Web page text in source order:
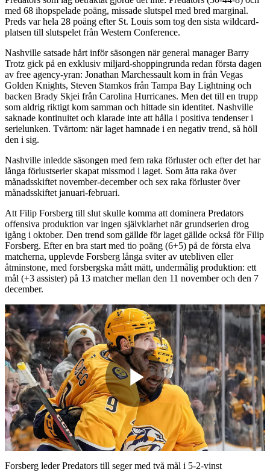
med 68 ihopspelade poäng, missade slutspel med bred marginal.
Preds var hela 28 poäng efter St. Louis som tog den sista wildcard-
platsen till slutspelet från Western Conference.
Nashville satsade hårt inför säsongen när general manager Barry
Trotz gick på en exklusiv miljard-shoppingrunda redan första dagen
av free agency-yran: Jonathan Marchessault kom in från Vegas
Golden Knights, Steven Stamkos från Tampa Bay Lightning och
backen Brady Skjei från Carolina Hurricanes. Men det till en trupp
som aldrig riktigt kom samman och hittade sin identitet. Nashville
saknade kontinuitet och klarade inte att hålla i positiva tendenser i
serielunken. Tvärtom: när laget hamnade i en negativ trend, så höll
den i sig.
Nashville inledde säsongen med fem raka förluster och efter det har
långa förlustserier skapat missmod i laget. Som åtta raka över
månadsskiftet november-december och sex raka förluster över
månadsskiftet januari-februari.
Att Filip Forsberg till slut skulle komma att dominera Predators
offensiva produktion var ingen självklarhet när grundserien drog
igång i oktober. Den trend som gällde för laget gällde också för Filip
Forsberg. Efter en bra start med tio poäng (6+5) på de första elva
matcherna, upplevde Forsberg långa sviter av utebliven eller
åtminstone, med forsbergska mått mätt, undermålig produktion: ett
mål (+3 assister) på 13 matcher mellan den 11 november och den 7
december.
Play
Forsberg leder Predators till seger med två mål i 5-2-vinst